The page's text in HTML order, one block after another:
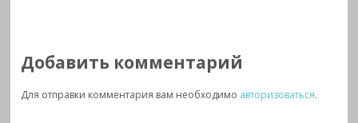
Добавить комментарий
Для отправки комментария вам необходимо авторизоваться.